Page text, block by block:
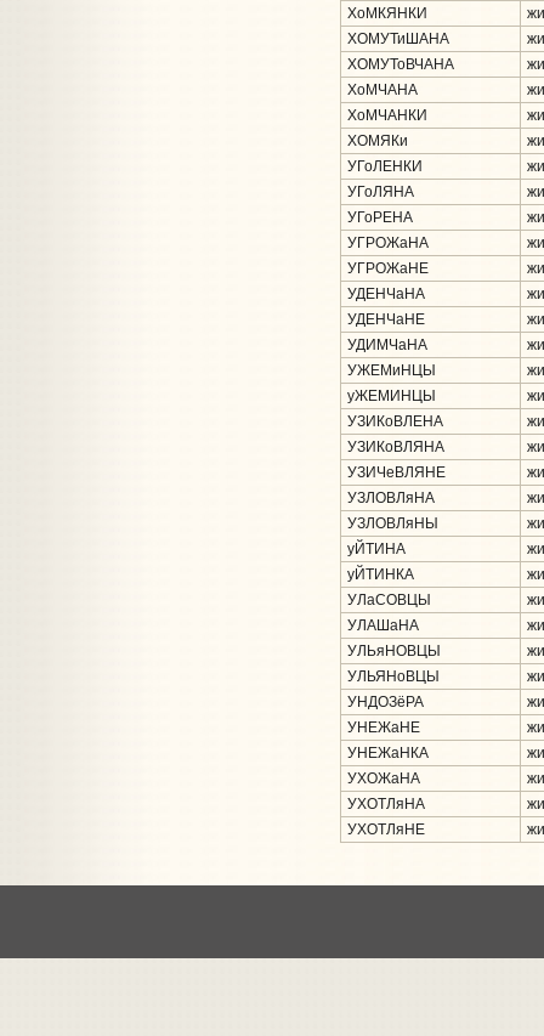
ХоМКЯНКИ
ХОМУТиШАНА
ХОМУТоВЧАНА
ХоМЧАНА
ХоМЧАНКИ
ХОМЯКи
УГоЛЕНКИ
УГоЛЯНА
УГоРЕНА
УГРОЖаНА
УГРОЖаНЕ
УДЕНЧаНА
УДЕНЧаНЕ
УДИМЧаНА
УЖЕМиНЦЫ
уЖЕМИНЦЫ
УЗИКоВЛЕНА
УЗИКоВЛЯНА
УЗИЧеВЛЯНЕ
УЗЛОВЛяНА
УЗЛОВЛяНЫ
уЙТИНА
уЙТИНКА
УЛаСОВЦЫ
УЛАШаНА
УЛЬяНОВЦЫ
УЛЬЯНоВЦЫ
УНДОЗёРА
УНЕЖаНЕ
УНЕЖаНКА
УХОЖаНА
УХОТЛяНА
УХОТЛяНЕ